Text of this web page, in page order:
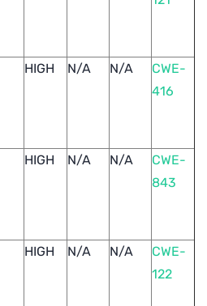
HIGH N/A N/A
CWE-
416
HIGH N/A N/A
CWE-
843
HIGH N/A N/A
CWE-
122